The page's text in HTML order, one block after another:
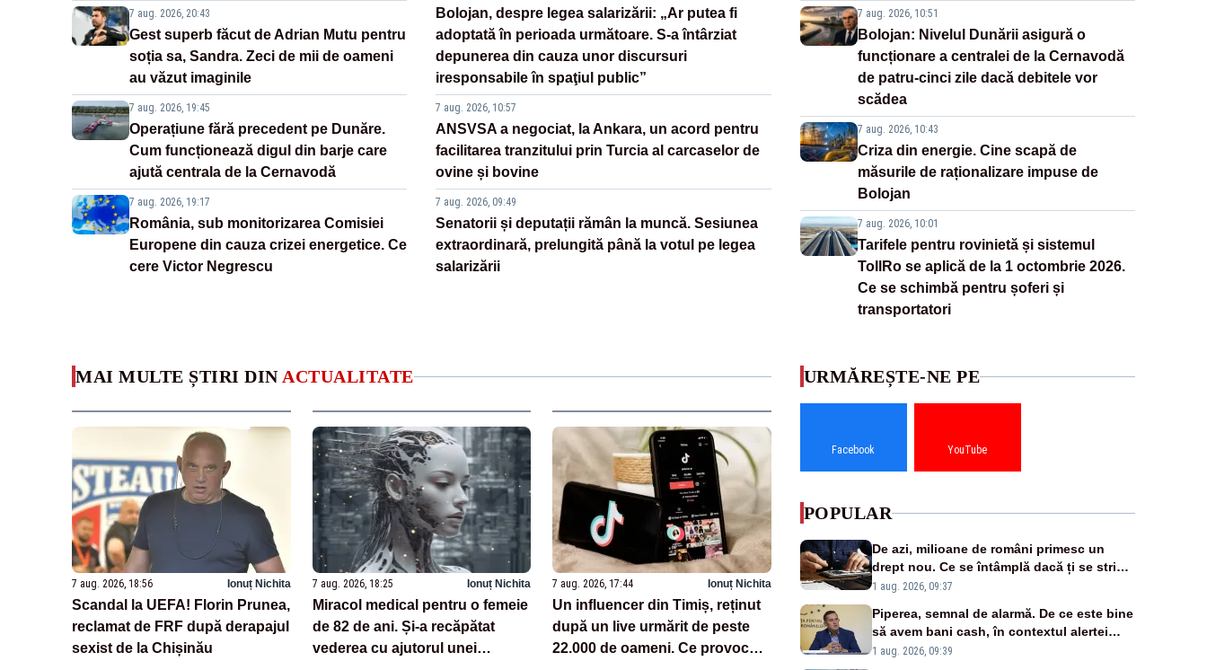
7 aug. 2026, 20:43
Gest superb făcut de Adrian Mutu pentru
soția sa, Sandra. Zeci de mii de oameni
au văzut imaginile
7 aug. 2026, 19:45
Operațiune fără precedent pe Dunăre.
Cum funcționează digul din barje care
ajută centrala de la Cernavodă
7 aug. 2026, 19:17
România, sub monitorizarea Comisiei
Europene din cauza crizei energetice. Ce
cere Victor Negrescu
Bolojan, despre legea salarizării: „Ar putea fi
adoptată în perioada următoare. S-a întârziat
depunerea din cauza unor discursuri
iresponsabile în spaţiul public”
7 aug. 2026, 10:57
ANSVSA a negociat, la Ankara, un acord pentru
facilitarea tranzitului prin Turcia al carcaselor de
ovine și bovine
7 aug. 2026, 09:49
Senatorii și deputații rămân la muncă. Sesiunea
extraordinară, prelungită până la votul pe legea
salarizării
7 aug. 2026, 10:51
Bolojan: Nivelul Dunării asigură o
funcționare a centralei de la Cernavodă
de patru-cinci zile dacă debitele vor
scădea
7 aug. 2026, 10:43
Criza din energie. Cine scapă de
măsurile de raționalizare impuse de
Bolojan
7 aug. 2026, 10:01
Tarifele pentru rovinietă și sistemul
TollRo se aplică de la 1 octombrie 2026.
Ce se schimbă pentru șoferi și
transportatori
MAI MULTE ȘTIRI DIN ACTUALITATE
7 aug. 2026, 18:56 Ionuț Nichita
Scandal la UEFA! Florin Prunea,
reclamat de FRF după derapajul
sexist de la Chișinău
7 aug. 2026, 18:25 Ionuț Nichita
Miracol medical pentru o femeie
de 82 de ani. Și-a recăpătat
vederea cu ajutorul unei
7 aug. 2026, 17:44 Ionuț Nichita
Un influencer din Timiș, reținut
după un live urmărit de peste
22.000 de oameni. Ce provocări
URMĂREȘTE-NE PE
Facebook YouTube
POPULAR
De azi, milioane de români primesc un
drept nou. Ce se întâmplă dacă ți se strică
un produs
1 aug. 2026, 09:37
Piperea, semnal de alarmă. De ce este bine
să avem bani cash, în contextul alertei
energetice?
1 aug. 2026, 09:39